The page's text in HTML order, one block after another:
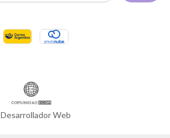
Desarrollador Web